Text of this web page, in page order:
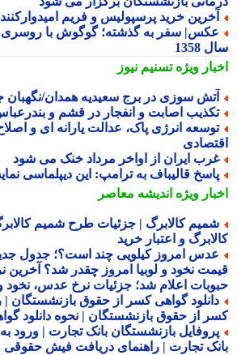
خرید پرسپولیس و فریم امیدوارکننده
سفر به گذشته؛ گوگوش با روسری و یک
1358
ویژهتسنیم نیوز
سوزی در برج سعیدیه همدان/نگهبان
اصابت و انفجار در قشم و بندرعباس
انرژی پاک، عدالت یارانه ای و اصلاح
ایران از اواخر مرداد خنک می شود
قالیباف به ترامپ: این دیپلماسی
ویژهاندیشه معاصر
کالابرگ | جزئیات طرح شمیم کالابرگ |
و اعتبار خرید
امروز کیلویی چند است؟؛ جدول جدید
نخود و لوبیا امروز چقدر شد؟ آخرین نرخ
اعلام شد؛ جزئیات نرخ عدس، نخود و
گواهی کسر از حقوق بازنشستگان |
از حقوق بازنشستگان | نحوه دانلود
بازنشستگان بانک تجارت | ورود به
تجارت | راهنمای دریافت فیش حقوقی و